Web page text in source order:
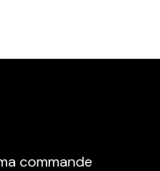
commande